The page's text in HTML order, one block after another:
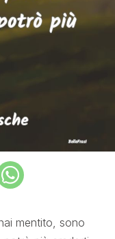
mentito, sono